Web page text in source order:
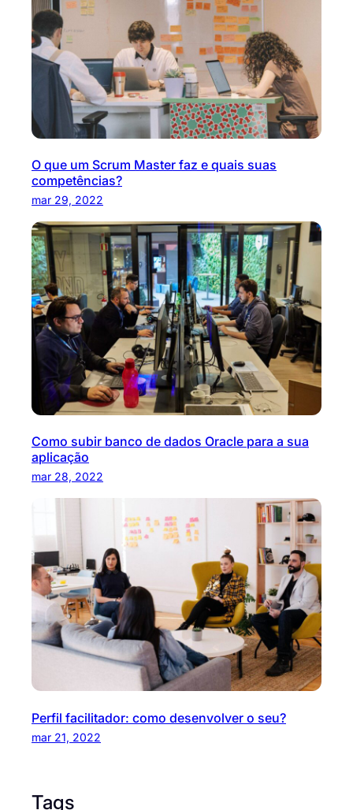
O que um Scrum Master faz e quais suas
competências?
mar 29, 2022
Como subir banco de dados Oracle para a sua
aplicação
mar 28, 2022
Perfil facilitador: como desenvolver o seu?
mar 21, 2022
Tags